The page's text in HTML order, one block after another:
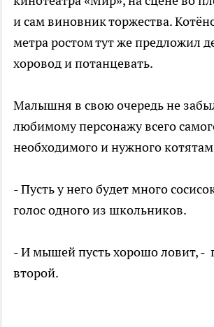
и сам виновник торжества.
метра ростом тут же предложил
хоровод и потанцевать.
Малышня в свою очередь не
любимому персонажу всего
необходимого и нужного
- Пусть у него будет много
голос одного из школьников.
- И мышей пусть хорошо ловит, -
второй.